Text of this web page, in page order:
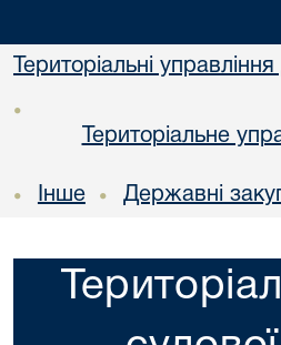
Територіальні
•
Територіальне
• Інше • Державні